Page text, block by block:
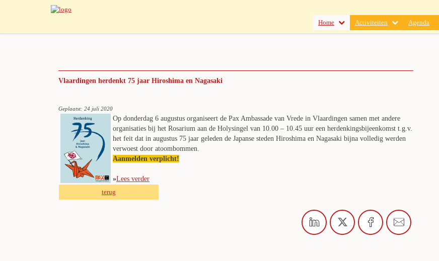
Home Activiteiten Agenda
Vlaardingen herdenkt 75 jaar Hiroshima en Nagasaki
Geplaatst: 24 juli 2020
Op donderdag 6 augustus organiseert de Pax Ambassade van Vrede in Vlaardingen samen met andere
organisaties bij het Rosarium aan de Holysingel van 10.00 – 10.45 uur een herdenkingsbijeenkomst t.g.v.
het feit dat in augustus 75 jaar geleden de Japanse steden Hiroshima en Nagasaki bijna volledig werden
verwoest door atoombommen.
Aanmelden verplicht!
»Lees verder
terug